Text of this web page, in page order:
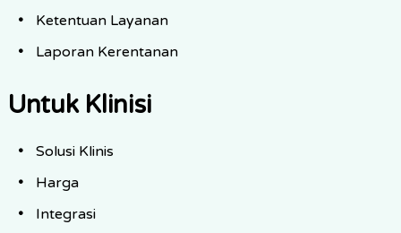
Ketentuan Layanan
Laporan Kerentanan
Untuk Klinisi
Solusi Klinis
Harga
Integrasi